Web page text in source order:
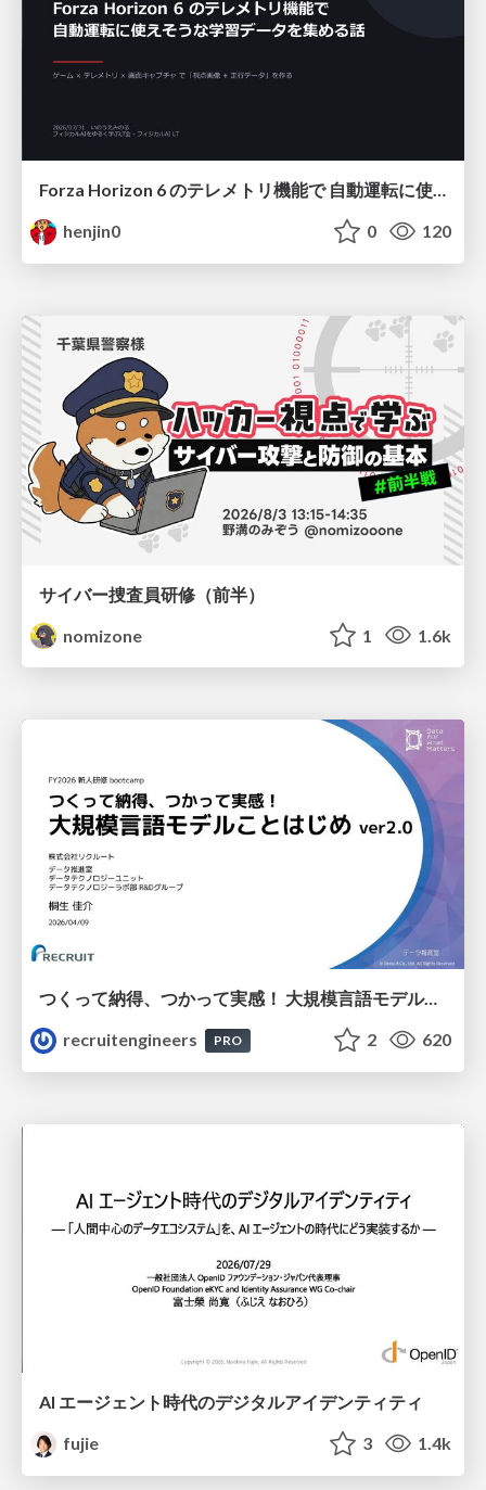
Forza Horizon 6 のテレメトリ機能で 自動運転に使えそうな学習データを集める話
henjin0
0 120
サイバー捜査員研修（前半）
nomizone
1 1.6k
つくって納得、つかって実感！ 大規模言語モデルことはじめ ver2.0
recruitengineers
PRO 2 620
AI エージェント時代のデジタルアイデンティティ
fujie
3 1.4k